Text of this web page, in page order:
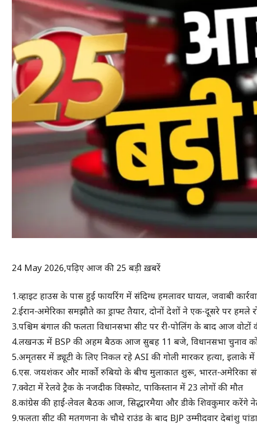
24 May 2026,पढ़िए आज की 25 बड़ी ख़बरें
1.व्हाइट हाउस के पास हुई फायरिंग में संदिग्ध हमलावर घायल, जवाबी
2.ईरान-अमेरिका समझौते का ड्राफ्ट तैयार, दोनों देशों ने एक-दूसरे पर हमले
3.पश्चिम बंगाल की फलता विधानसभा सीट पर री-पोलिंग के बाद आज वोटों
4.लखनऊ में BSP की अहम बैठक आज सुबह 11 बजे, विधानसभा चुनाव
5.अमृतसर में ड्यूटी के लिए निकल रहे ASI की गोली मारकर हत्या, इलाके में
6.एस. जयशंकर और मार्को रुबियो के बीच मुलाकात शुरू, भारत-अमेरिका
7.क्वेटा में रेलवे ट्रैक के नजदीक विस्फोट, पाकिस्तान में 23 लोगों की मौत
8.कांग्रेस की हाई-लेवल बैठक आज, सिद्धारमैया और डीके शिवकुमार करेंगे
9.फलता सीट की मतगणना के चौथे राउंड के बाद BJP उम्मीदवार देबांशु